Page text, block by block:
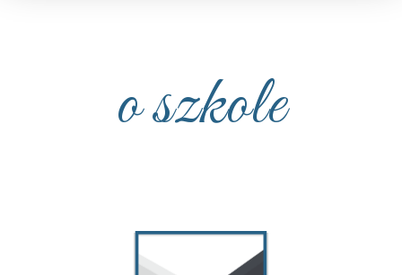
o szkole